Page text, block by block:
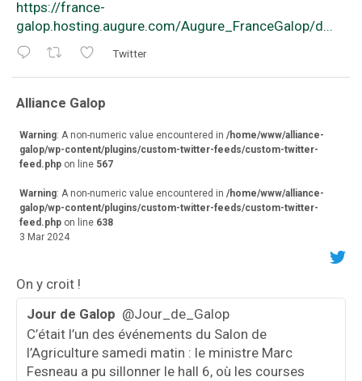
https://france-
galop.hosting.augure.com/Augure_FranceGalop/d...
Twitter
Alliance Galop
Warning: A non-numeric value encountered in /home/www/alliance-
galop/wp-content/plugins/custom-twitter-feeds/custom-twitter-
feed.php on line 567
Warning: A non-numeric value encountered in /home/www/alliance-
galop/wp-content/plugins/custom-twitter-feeds/custom-twitter-
feed.php on line 638
3 Mar 2024
On y croit !
Jour de Galop @Jour_de_Galop
C’était l’un des événements du Salon de
l’Agriculture samedi matin : le ministre Marc
Fesneau a pu sillonner le hall 6, où les courses